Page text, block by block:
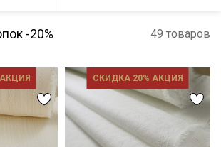
-20% 49 товаров
СКИДКА 20% АКЦИЯ